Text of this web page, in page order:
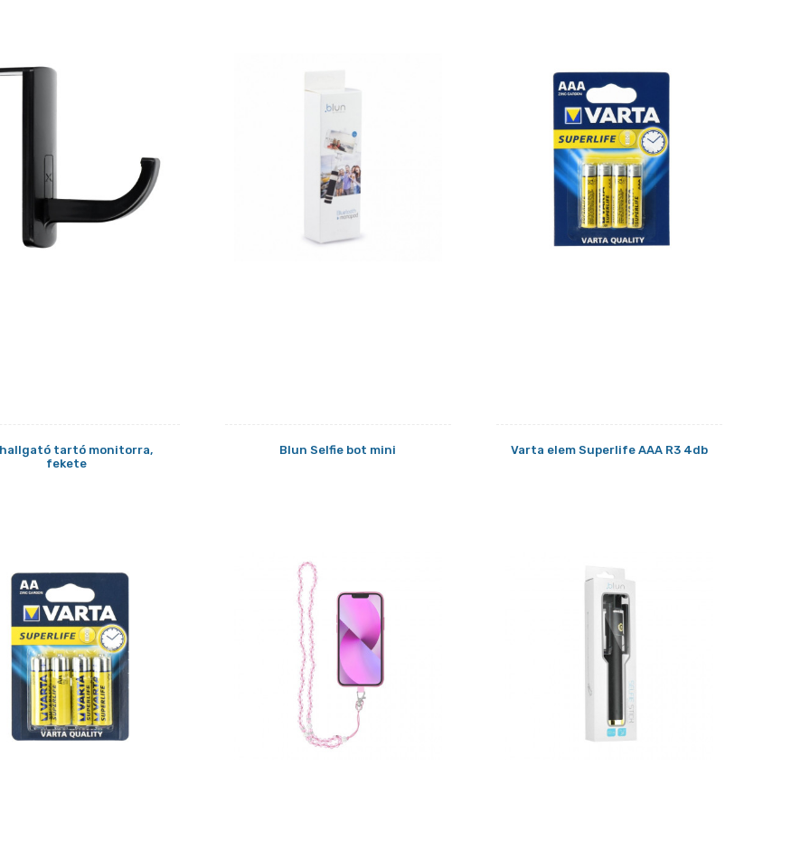
tartó monitorra,
fekete
Blun Selfie bot mini Varta elem Superlife AAA R3 4db